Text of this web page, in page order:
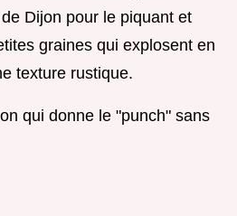
Dijon pour le piquant et
graines qui explosent en
texture rustique.
qui donne le "punch" sans